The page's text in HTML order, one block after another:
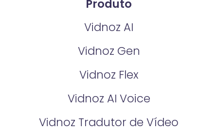
Produto
Vidnoz AI
Vidnoz Gen
Vidnoz Flex
Vidnoz AI Voice
Vidnoz Tradutor de Vídeo